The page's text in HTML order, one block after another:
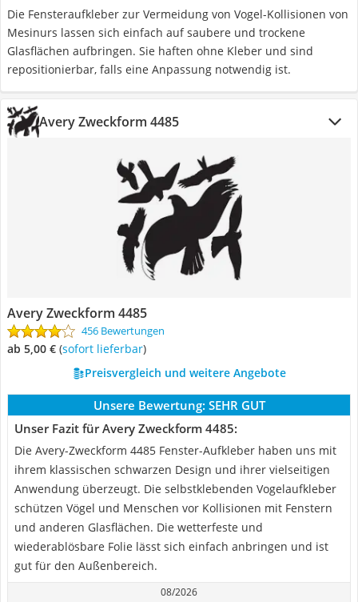
Die Fensteraufkleber zur Vermeidung von Vogel-Kollisionen von
Mesinurs lassen sich einfach auf saubere und trockene
Glasflächen aufbringen. Sie haften ohne Kleber und sind
repositionierbar, falls eine Anpassung notwendig ist.
Avery Zweckform 4485
Avery Zweckform 4485
456 Bewertungen
ab 5,00 € ( Sofort lieferbar)
Preisvergleich und weitere Angebote
Unsere Bewertung: SEHR GUT
Unser Fazit für Avery Zweckform 4485:
Die Avery-Zweckform 4485 Fenster-Aufkleber haben uns mit
ihrem klassischen schwarzen Design und ihrer vielseitigen
Anwendung überzeugt. Die selbstklebenden Vogelaufkleber
schützen Vögel und Menschen vor Kollisionen mit Fenstern
und anderen Glasflächen. Die wetterfeste und
wiederablösbare Folie lässt sich einfach anbringen und ist
gut für den Außenbereich.
08/2026